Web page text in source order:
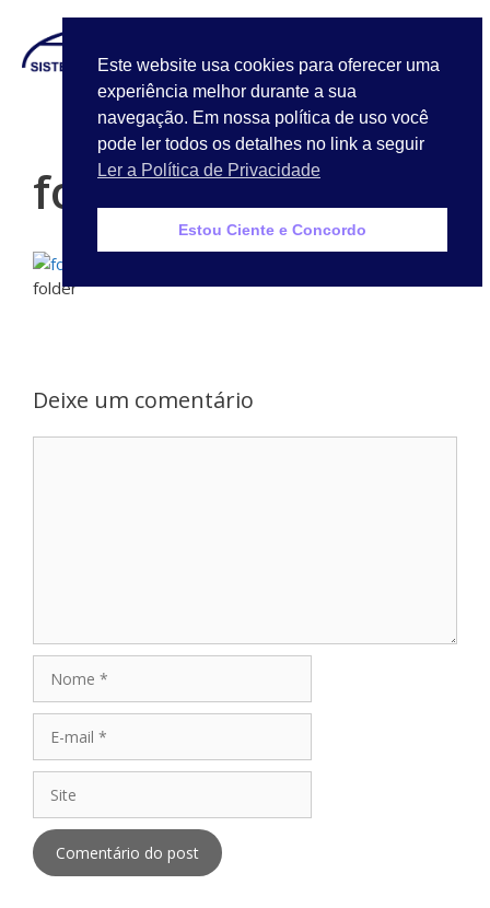
folder
folder
Deixe um comentário
Este website usa cookies para oferecer uma
experiência melhor durante a sua
navegação. Em nossa política de uso você
pode ler todos os detalhes no link a seguir
Ler a Política de Privacidade
Estou Ciente e Concordo